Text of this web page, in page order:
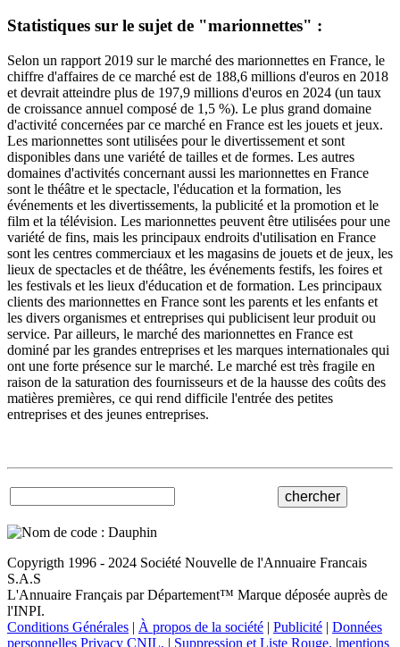
Statistiques sur le sujet de "marionnettes" :
Selon un rapport 2019 sur le marché des marionnettes en France, le
chiffre d'affaires de ce marché est de 188,6 millions d'euros en 2018
et devrait atteindre plus de 197,9 millions d'euros en 2024 (un taux
de croissance annuel composé de 1,5 %). Le plus grand domaine
d'activité concernées par ce marché en France est les jouets et jeux.
Les marionnettes sont utilisées pour le divertissement et sont
disponibles dans une variété de tailles et de formes. Les autres
domaines d'activités concernant aussi les marionnettes en France
sont le théâtre et le spectacle, l'éducation et la formation, les
événements et les divertissements, la publicité et la promotion et le
film et la télévision. Les marionnettes peuvent être utilisées pour une
variété de fins, mais les principaux endroits d'utilisation en France
sont les centres commerciaux et les magasins de jouets et de jeux, les
lieux de spectacles et de théâtre, les événements festifs, les foires et
les festivals et les lieux d'éducation et de formation. Les principaux
clients des marionnettes en France sont les parents et les enfants et
les divers organismes et entreprises qui publicisent leur produit ou
service. Par ailleurs, le marché des marionnettes en France est
dominé par les grandes entreprises et les marques internationales qui
ont une forte présence sur le marché. Le marché est très fragile en
raison de la saturation des fournisseurs et de la hausse des coûts des
matières premières, ce qui rend difficile l'entrée des petites
entreprises et des jeunes entreprises.
Copyrigth 1996 - 2024 Société Nouvelle de l'Annuaire Francais
S.A.S
L'Annuaire Français par Département™ Marque déposée auprès de
l'INPI.
Conditions Générales | À propos de la société | Publicité | Données
personnelles Privacy CNIL. | Suppression et Liste Rouge. |mentions